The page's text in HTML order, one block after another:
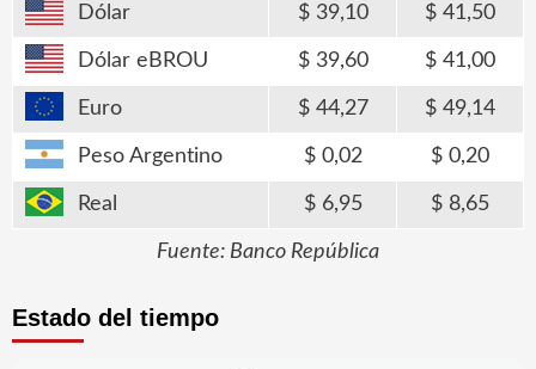
Dólar 39,10 41,50
Dólar eBROU 39,60 41,00
Euro 44,27 49,14
Peso Argentino 0,02 0,20
Real 6,95 8,65
Fuente: Banco República
Estado del tiempo